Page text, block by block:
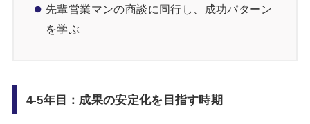
先輩営業マンの商談に同行し、成功パターン
を学ぶ
4-5年目：成果の安定化を目指す時期